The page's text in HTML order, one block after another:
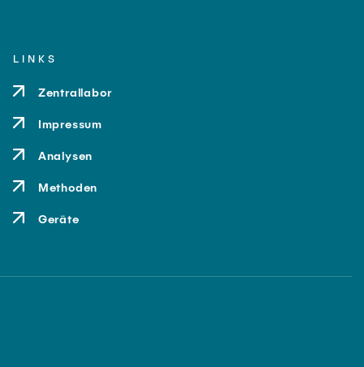
LINKS
Zentrallabor
Impressum
Analysen
Methoden
Geräte